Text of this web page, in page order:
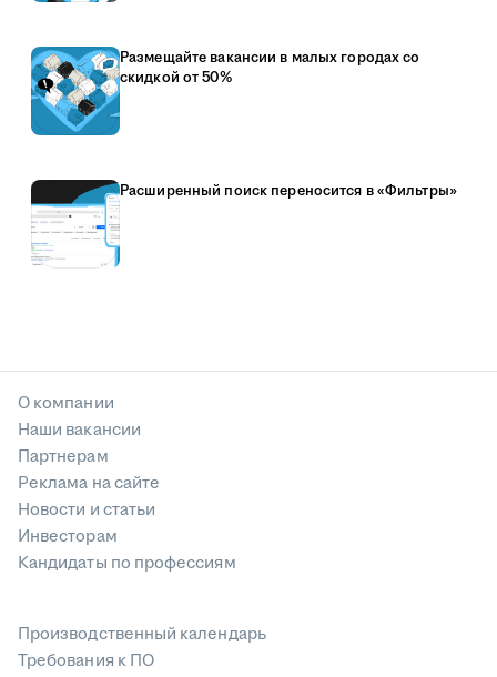
Размещайте вакансии в малых городах со
скидкой от 50%
Расширенный поиск переносится в «Фильтры»
О компании
Наши вакансии
Партнерам
Реклама на сайте
Новости и статьи
Инвесторам
Кандидаты по профессиям
Производственный календарь
Требования к ПО